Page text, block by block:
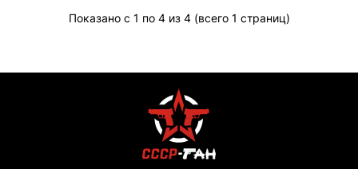
Показано с 1 по 4 из 4 (всего 1 страниц)